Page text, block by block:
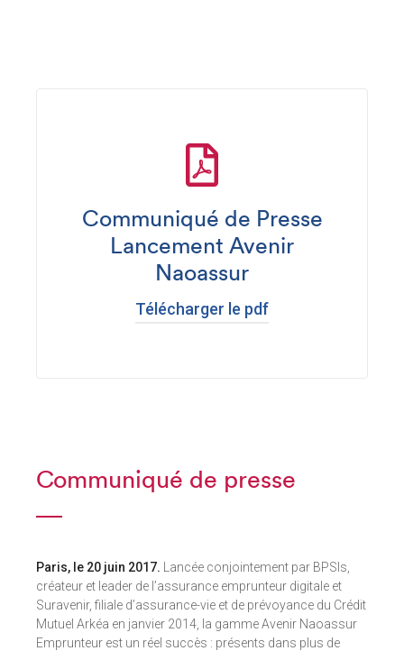
Communiqué de Presse
Lancement Avenir
Naoassur
Télécharger le pdf
Communiqué de presse
Paris, le 20 juin 2017. Lancée conjointement par BPSIs,
créateur et leader de l’assurance emprunteur digitale et
Suravenir, filiale d’assurance-vie et de prévoyance du Crédit
Mutuel Arkéa en janvier 2014, la gamme Avenir Naoassur
Emprunteur est un réel succès : présents dans plus de